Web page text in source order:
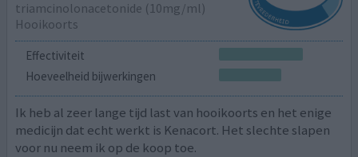
triamcinolonacetonide (10mg/ml)
Hooikoorts
Effectiviteit
Hoeveelheid bijwerkingen
Ik heb al zeer lange tijd last van hooikoorts en het enige
medicijn dat echt werkt is Kenacort. Het slechte slapen
voor nu neem ik op de koop toe.